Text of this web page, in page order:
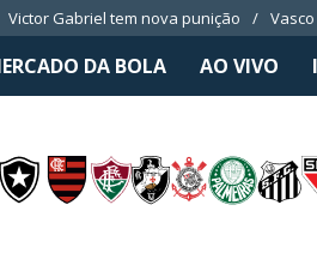
Victor Gabriel tem nova punição
DA BOLA AO VIVO